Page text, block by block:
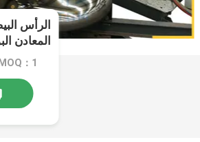
الرأس
المعادن
MOQ：1 مجموعة